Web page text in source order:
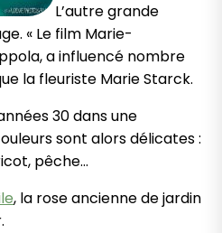
L’autre grande
« Le film Marie-
a influencé nombre
la fleuriste Marie Starck.
30 dans une
sont alors délicates :
pêche…
, la rose ancienne de jardin